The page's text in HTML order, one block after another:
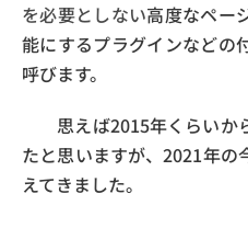
を必要としない高度なペー
能にするプラグインなどの
呼びます。
思えば2015年くらいか
たと思いますが、2021年の
えてきました。